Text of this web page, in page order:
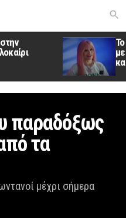
παραδόξως
τα
μέχρι σήμερα